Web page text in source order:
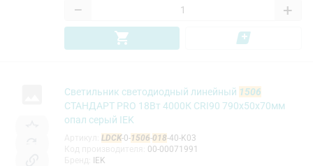
− +
Светильник светодиодный линейный 1506
СТАНДАРТ PRO 18Вт 4000К CRI90 790х50х70мм
опал серый IEK
LDCK-0-1506-018-40-K03
00-00071991
IEK